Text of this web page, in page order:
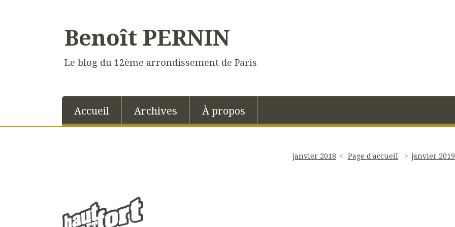
Benoît PERNIN
Le blog du 12ème arrondissement de Paris
Accueil Archives À propos
janvier 2018 Page d'accueil janvier 2019